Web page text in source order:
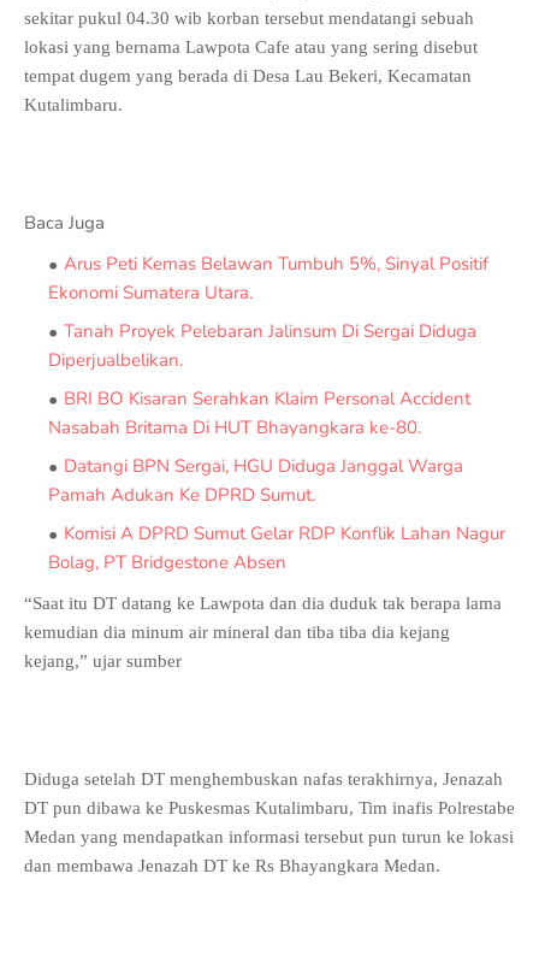
sekitar pukul 04.30 wib korban tersebut mendatangi sebuah
lokasi yang bernama Lawpota Cafe atau yang sering disebut
tempat dugem yang berada di Desa Lau Bekeri, Kecamatan
Kutalimbaru.
Baca Juga
Arus Peti Kemas Belawan Tumbuh 5%, Sinyal Positif
Ekonomi Sumatera Utara.
Tanah Proyek Pelebaran Jalinsum Di Sergai Diduga
Diperjualbelikan.
BRI BO Kisaran Serahkan Klaim Personal Accident
Nasabah Britama Di HUT Bhayangkara ke-80.
Datangi BPN Sergai, HGU Diduga Janggal Warga
Pamah Adukan Ke DPRD Sumut.
Komisi A DPRD Sumut Gelar RDP Konflik Lahan Nagur
Bolag, PT Bridgestone Absen
“Saat itu DT datang ke Lawpota dan dia duduk tak berapa lama
kemudian dia minum air mineral dan tiba tiba dia kejang
kejang,” ujar sumber
Diduga setelah DT menghembuskan nafas terakhirnya, Jenazah
DT pun dibawa ke Puskesmas Kutalimbaru, Tim inafis Polrestabe
Medan yang mendapatkan informasi tersebut pun turun ke lokasi
dan membawa Jenazah DT ke Rs Bhayangkara Medan.